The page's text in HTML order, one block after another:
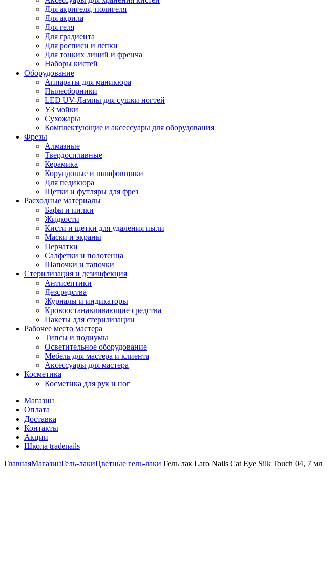
Для акригеля, полигеля
Для акрила
Для геля
Для градиента
Для росписи и лепки
Для тонких линий и френча
Наборы кистей
Оборудование
Аппараты для маникюра
Пылесборники
LED UV-Лампы для сушки ногтей
УЗ мойки
Сухожары
Комплектующие и аксессуары для оборудования
Фрезы
Алмазные
Твердосплавные
Керамика
Корундовые и шлифовщики
Для педикюра
Щетки и футляры для фрез
Расходные материалы
Бафы и пилки
Жидкости
Кисти и щетки для удаления пыли
Маски и экраны
Перчатки
Салфетки и полотенца
Шапочки и тапочки
Стерилизация и дезинфекция
Антисептики
Дезсредства
Журналы и индикаторы
Кровоостанавливающие средства
Пакеты для стерилизации
Рабочее место мастера
Типсы и подиумы
Осветительное оборудование
Мебель для мастера и клиента
Аксессуары для мастера
Косметика
Косметика для рук и ног
Магазин
Оплата
Доставка
Контакты
Акции
Школа tradenails
ГлавнаяМагазинГель-лакиЦветные гель-лаки Гель лак Laro Nails Cat Eye Silk Touch 04, 7 мл